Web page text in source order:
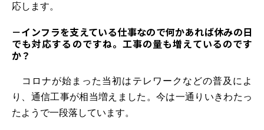
応します。
－インフラを支えている仕事なので何かあれば休みの日
でも対応するのですね。工事の量も増えているのです
か？
コロナが始まった当初はテレワークなどの普及によ
り、通信工事が相当増えました。今は一通りいきわたっ
たようで一段落しています。